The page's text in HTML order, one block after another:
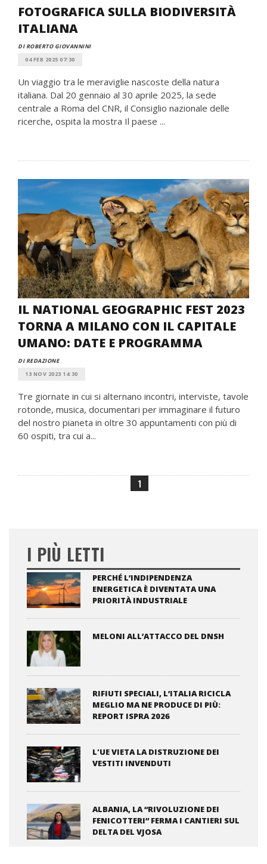
FOTOGRAFICA SULLA BIODIVERSITÀ
ITALIANA
DI ROBERTO GIOVANNINI
04 FEB 2025 07:30
Un viaggio tra le meraviglie nascoste della natura
italiana. Dal 20 gennaio al 30 aprile 2025, la sede
centrale a Roma del CNR, il Consiglio nazionale delle
ricerche, ospita la mostra Il paese ...
IL NATIONAL GEOGRAPHIC FEST 2023
TORNA A MILANO CON IL CAPITALE
UMANO: DATE E PROGRAMMA
DI REDAZIONE
13 NOV 2023 14:30
Tre giornate in cui si alternano incontri, interviste, tavole
rotonde, musica, documentari per immaginare il futuro
del nostro pianeta in oltre 30 appuntamenti con più di
60 ospiti, tra cui a...
1
I PIÙ LETTI
PERCHÉ L’INDIPENDENZA
ENERGETICA È DIVENTATA UNA
PRIORITÀ INDUSTRIALE
MELONI ALL’ATTACCO DEL DNSH
RIFIUTI SPECIALI, L’ITALIA RICICLA
MEGLIO MA NE PRODUCE DI PIÙ:
REPORT ISPRA 2026
L'UE VIETA LA DISTRUZIONE DEI
VESTITI INVENDUTI
ALBANIA, LA “RIVOLUZIONE DEI
FENICOTTERI” FERMA I CANTIERI SUL
DELTA DEL VJOSA